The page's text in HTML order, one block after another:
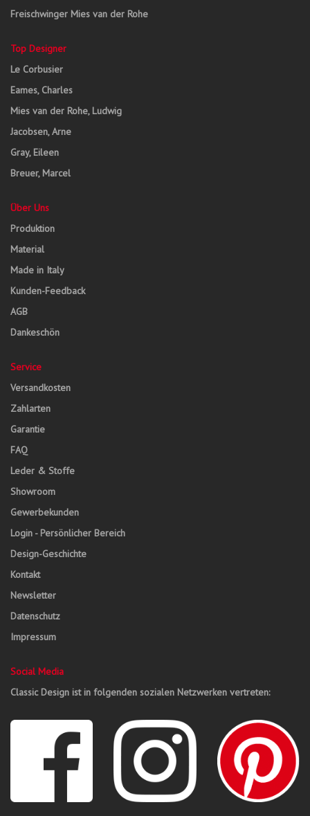
Freischwinger Mies van der Rohe
Top Designer
Le Corbusier
Eames, Charles
Mies van der Rohe, Ludwig
Jacobsen, Arne
Gray, Eileen
Breuer, Marcel
Über Uns
Produktion
Material
Made in Italy
Kunden-Feedback
AGB
Dankeschön
Service
Versandkosten
Zahlarten
Garantie
FAQ
Leder & Stoffe
Showroom
Gewerbekunden
Login - Persönlicher Bereich
Design-Geschichte
Kontakt
Newsletter
Datenschutz
Impressum
Social Media
Classic Design ist in folgenden sozialen Netzwerken vertreten: